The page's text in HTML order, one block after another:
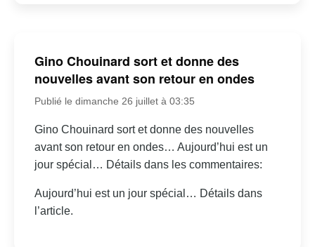
Gino Chouinard sort et donne des
nouvelles avant son retour en ondes
Publié le dimanche 26 juillet à 03:35
Gino Chouinard sort et donne des nouvelles
avant son retour en ondes… Aujourd’hui est un
jour spécial… Détails dans les commentaires:
Aujourd’hui est un jour spécial… Détails dans
l’article.